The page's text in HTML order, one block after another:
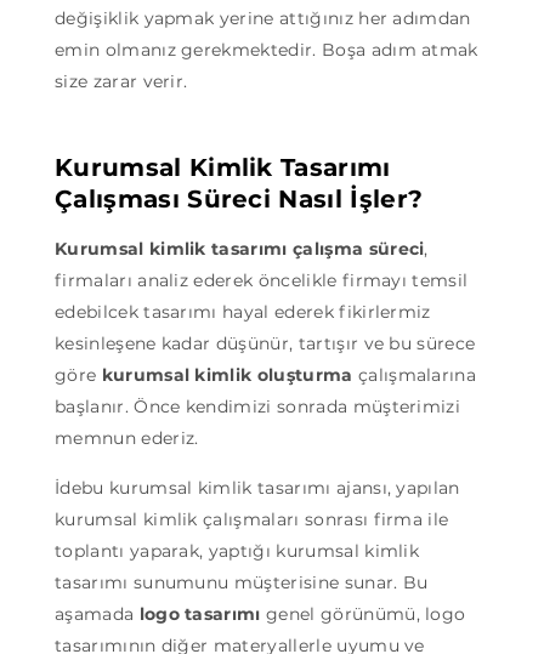
değişiklik yapmak yerine attığınız her adımdan
emin olmanız gerekmektedir. Boşa adım atmak
size zarar verir.
Kurumsal Kimlik Tasarımı
Çalışması Süreci Nasıl İşler?
Kurumsal kimlik tasarımı çalışma süreci,
firmaları analiz ederek öncelikle firmayı temsil
edebilcek tasarımı hayal ederek fikirlermiz
kesinleşene kadar düşünür, tartışır ve bu sürece
göre kurumsal kimlik oluşturma çalışmalarına
başlanır. Önce kendimizi sonrada müşterimizi
memnun ederiz.
İdebu kurumsal kimlik tasarımı ajansı, yapılan
kurumsal kimlik çalışmaları sonrası firma ile
toplantı yaparak, yaptığı kurumsal kimlik
tasarımı sunumunu müşterisine sunar. Bu
aşamada logo tasarımı genel görünümü, logo
tasarımının diğer materyallerle uyumu ve